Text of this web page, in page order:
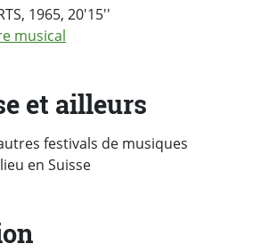
1965, 20'15''
musical
et ailleurs
festivals de musiques
en Suisse